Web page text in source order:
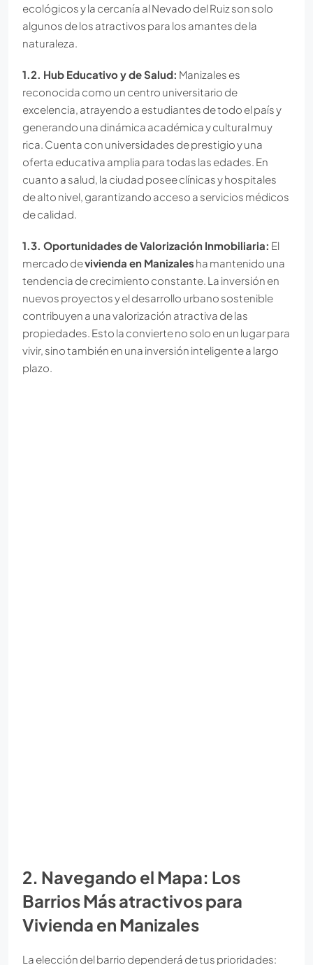
ecológicos y la cercanía al Nevado del Ruiz son solo
algunos de los atractivos para los amantes de la
naturaleza.
1.2. Hub Educativo y de Salud: Manizales es
reconocida como un centro universitario de
excelencia, atrayendo a estudiantes de todo el país y
generando una dinámica académica y cultural muy
rica. Cuenta con universidades de prestigio y una
oferta educativa amplia para todas las edades. En
cuanto a salud, la ciudad posee clínicas y hospitales
de alto nivel, garantizando acceso a servicios médicos
de calidad.
1.3. Oportunidades de Valorización Inmobiliaria: El
mercado devivienda en Manizales ha mantenido una
tendencia de crecimiento constante. La inversión en
nuevos proyectos y el desarrollo urbano sostenible
contribuyen a una valorización atractiva de las
propiedades. Esto la convierte no solo en un lugar para
vivir, sino también en una inversión inteligente a largo
plazo.
2. Navegando el Mapa: Los
Barrios Más atractivos para
Vivienda en Manizales
La elección del barrio dependerá de tus prioridades: